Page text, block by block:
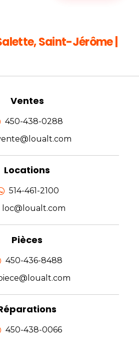
Saint-Jérôme |
Ventes
450-438-0288
Locations
514-461-2100
loc@loualt.com
Pièces
450-436-8488
450-438-0066